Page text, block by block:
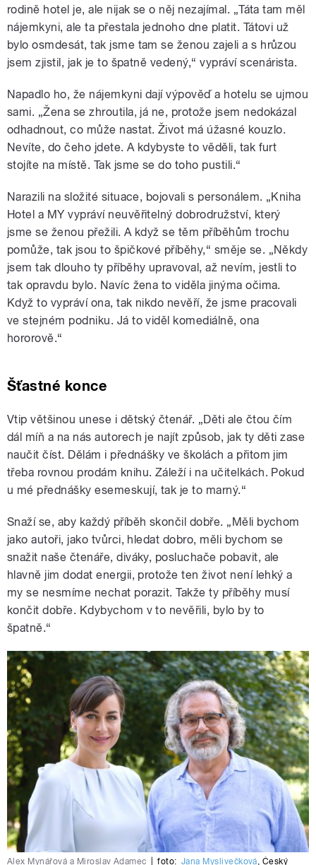
rodině hotel je, ale nijak se o něj nezajímal. „Táta tam měl
nájemkyni, ale ta přestala jednoho dne platit. Tátovi už
bylo osmdesát, tak jsme tam se ženou zajeli a s hrůzou
jsem zjistil, jak je to špatně vedený,“ vypráví scenárista.
Napadlo ho, že nájemkyni dají výpověď a hotelu se ujmou
sami. „Žena se zhroutila, já ne, protože jsem nedokázal
odhadnout, co může nastat. Život má úžasné kouzlo.
Nevíte, do čeho jdete. A kdybyste to věděli, tak furt
stojíte na místě. Tak jsme se do toho pustili.“
Narazili na složité situace, bojovali s personálem. „Kniha
Hotel a MY vypráví neuvěřitelný dobrodružství, který
jsme se ženou přežili. A když se těm příběhům trochu
pomůže, tak jsou to špičkové příběhy,“ směje se. „Někdy
jsem tak dlouho ty příběhy upravoval, až nevím, jestli to
tak opravdu bylo. Navíc žena to viděla jinýma očima.
Když to vypráví ona, tak nikdo nevěří, že jsme pracovali
ve stejném podniku. Já to viděl komediálně, ona
hororově.“
Šťastné konce
Vtip většinou unese i dětský čtenář. „Děti ale čtou čím
dál míň a na nás autorech je najít způsob, jak ty děti zase
naučit číst. Dělám i přednášky ve školách a přitom jim
třeba rovnou prodám knihu. Záleží i na učitelkách. Pokud
u mé přednášky esemeskují, tak je to marný.“
Snaží se, aby každý příběh skončil dobře. „Měli bychom
jako autoři, jako tvůrci, hledat dobro, měli bychom se
snažit naše čtenáře, diváky, posluchače pobavit, ale
hlavně jim dodat energii, protože ten život není lehký a
my se nesmíme nechat porazit. Takže ty příběhy musí
končit dobře. Kdybychom v to nevěřili, bylo by to
špatně.“
Alex Mynářová a Miroslav Adamec foto: Jana Myslivečková, Český